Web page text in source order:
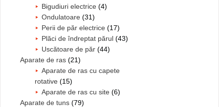
Bigudiuri electrice (4)
Ondulatoare (31)
Perii de păr electrice (17)
Plăci de îndreptat părul (43)
Uscătoare de păr (44)
Aparate de ras (21)
Aparate de ras cu capete
rotative (15)
Aparate de ras cu site (6)
Aparate de tuns (79)